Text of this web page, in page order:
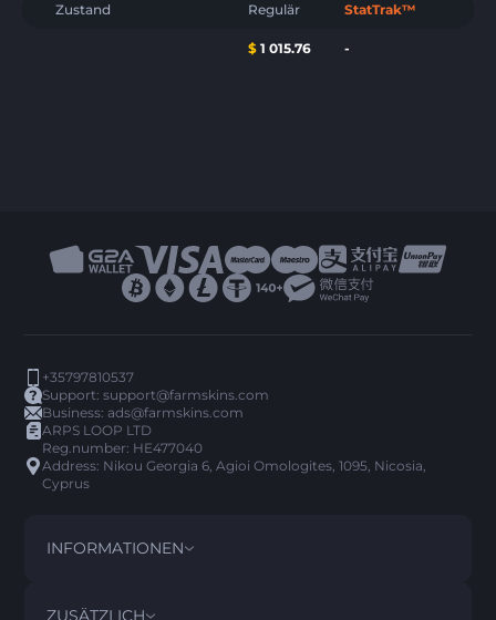
Zustand Regulär StatTrak™
$ 1 015.76 -
+35797810537
Support:support@farmskins.com
Business:ads@farmskins.com
ARPS LOOP LTD
Reg.number: HE477040
Address: Nikou Georgia 6, Agioi Omologites, 1095, Nicosia,
Cyprus
INFORMATIONEN
BEDINGUNGEN
ZUSÄTZLICH